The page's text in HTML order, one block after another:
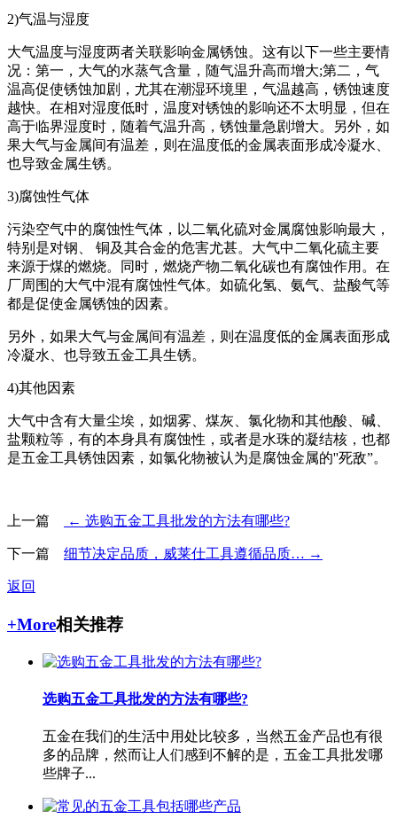
2)气温与湿度
大气温度与湿度两者关联影响金属锈蚀。这有以下一些主要情
况：第一，大气的水蒸气含量，随气温升高而增大;第二，气
温高促使锈蚀加剧，尤其在潮湿环境里，气温越高，锈蚀速度
越快。在相对湿度低时，温度对锈蚀的影响还不太明显，但在
高于临界湿度时，随着气温升高，锈蚀量急剧增大。另外，如
果大气与金属间有温差，则在温度低的金属表面形成冷凝水、
也导致金属生锈。
3)腐蚀性气体
污染空气中的腐蚀性气体，以二氧化硫对金属腐蚀影响最大，
特别是对钢、 铜及其合金的危害尤甚。大气中二氧化硫主要
来源于煤的燃烧。同时，燃烧产物二氧化碳也有腐蚀作用。在
厂周围的大气中混有腐蚀性气体。如硫化氢、氨气、盐酸气等
都是促使金属锈蚀的因素。
另外，如果大气与金属间有温差，则在温度低的金属表面形成
冷凝水、也导致五金工具生锈。
4)其他因素
大气中含有大量尘埃，如烟雾、煤灰、氯化物和其他酸、碱、
盐颗粒等，有的本身具有腐蚀性，或者是水珠的凝结核，也都
是五金工具锈蚀因素，如氯化物被认为是腐蚀金属的''死敌”。
上一篇 ← 选购五金工具批发的方法有哪些?
下一篇 细节决定品质，威莱仕工具遵循品质… →
返回
+More相关推荐
选购五金工具批发的方法有哪些?
五金在我们的生活中用处比较多，当然五金产品也有很
多的品牌，然而让人们感到不解的是，五金工具批发哪
些牌子...